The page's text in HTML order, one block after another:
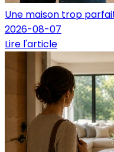
Une maison trop
2026-08-07
Lire l'article